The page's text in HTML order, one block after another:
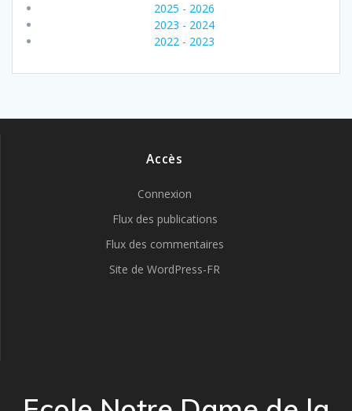
2025 - 2026
2023 - 2024
2022 - 2023
Accès
Connexion
Flux des publications
Flux des commentaires
Site de WordPress-FR